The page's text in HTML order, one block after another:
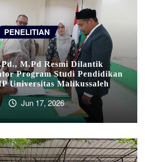
PENELITIAN
M.Pd Resmi Dilantik
Program Studi Pendidikan
Universitas Malikussaleh
Jun 17, 2026